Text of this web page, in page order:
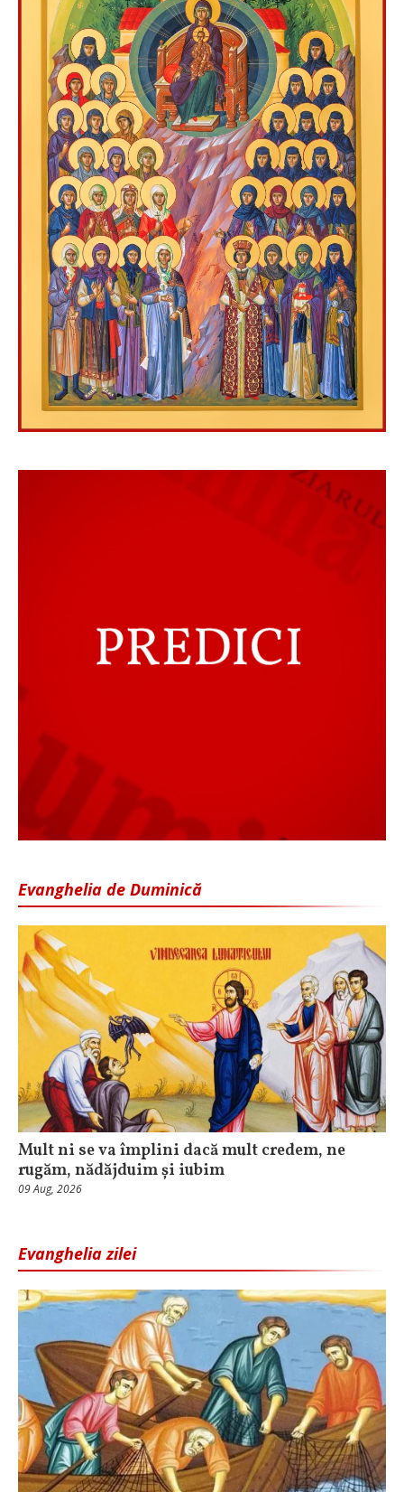
Evanghelia de Duminică
Mult ni se va împlini dacă mult credem, ne
rugăm, nădăjduim și iubim
09 Aug, 2026
Evanghelia zilei